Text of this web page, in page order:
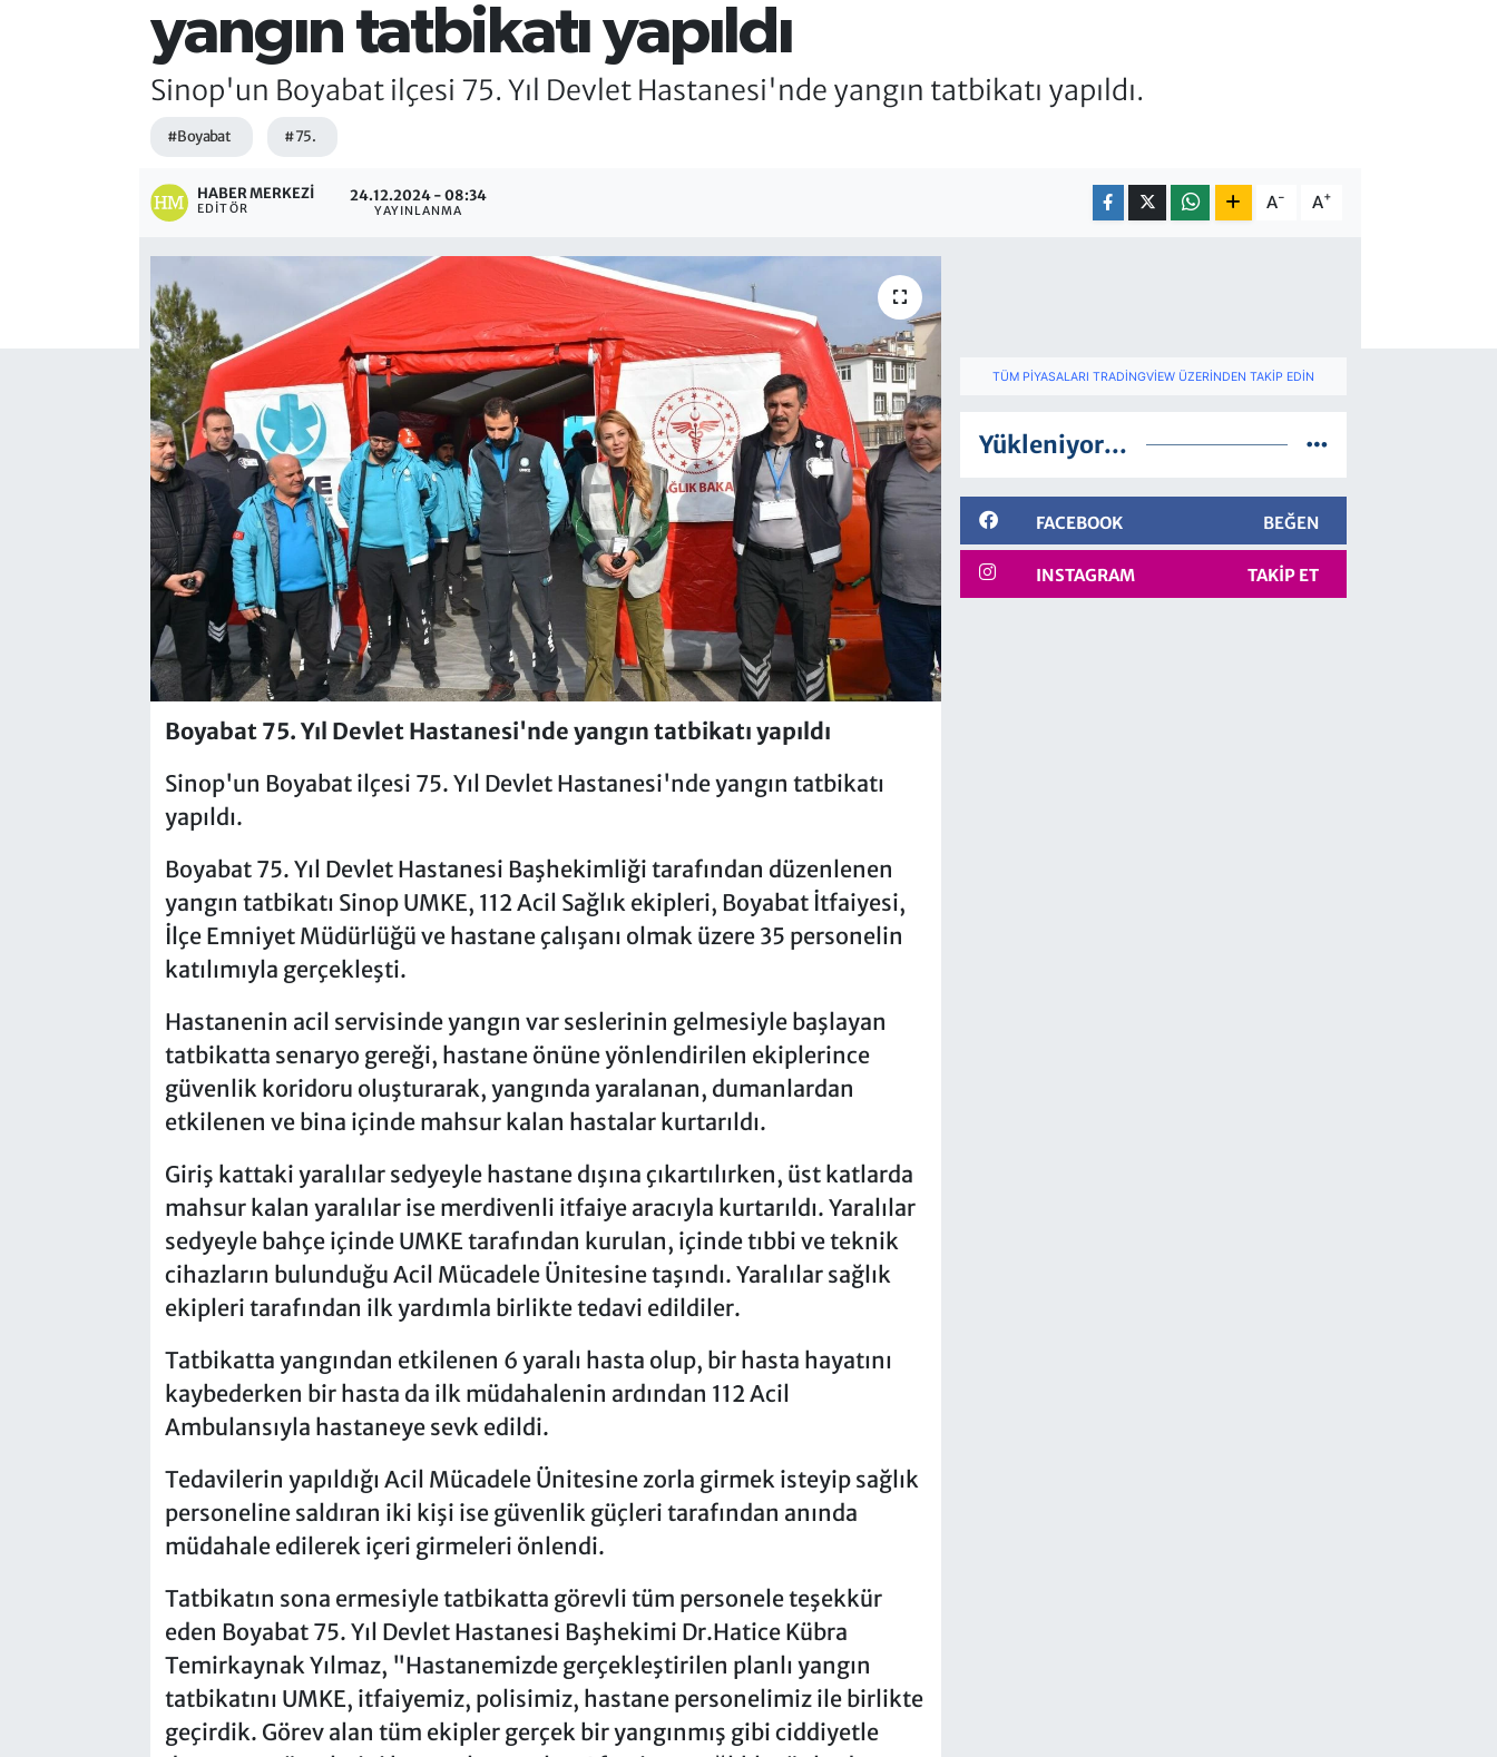
yangın tatbikatı yapıldı
Sinop'un Boyabat ilçesi 75. Yıl Devlet Hastanesi'nde yangın tatbikatı yapıldı.
#Boyabat #75.
HABER MERKEZI
EDITÖR
24.12.2024 - 08:34
YAYINLANMA A- A+
Boyabat 75. Yıl Devlet Hastanesi'nde yangın tatbikatı yapıldı
Sinop'un Boyabat ilçesi 75. Yıl Devlet Hastanesi'nde yangın tatbikatı
yapıldı.
Boyabat 75. Yıl Devlet Hastanesi Başhekimliği tarafından düzenlenen
yangın tatbikatı Sinop UMKE, 112 Acil Sağlık ekipleri, Boyabat İtfaiyesi,
İlçe Emniyet Müdürlüğü ve hastane çalışanı olmak üzere 35 personelin
katılımıyla gerçekleşti.
Hastanenin acil servisinde yangın var seslerinin gelmesiyle başlayan
tatbikatta senaryo gereği, hastane önüne yönlendirilen ekiplerince
güvenlik koridoru oluşturarak, yangında yaralanan, dumanlardan
etkilenen ve bina içinde mahsur kalan hastalar kurtarıldı.
Giriş kattaki yaralılar sedyeyle hastane dışına çıkartılırken, üst katlarda
mahsur kalan yaralılar ise merdivenli itfaiye aracıyla kurtarıldı. Yaralılar
sedyeyle bahçe içinde UMKE tarafından kurulan, içinde tıbbi ve teknik
cihazların bulunduğu Acil Mücadele Ünitesine taşındı. Yaralılar sağlık
ekipleri tarafından ilk yardımla birlikte tedavi edildiler.
Tatbikatta yangından etkilenen 6 yaralı hasta olup, bir hasta hayatını
kaybederken bir hasta da ilk müdahalenin ardından 112 Acil
Ambulansıyla hastaneye sevk edildi.
Tedavilerin yapıldığı Acil Mücadele Ünitesine zorla girmek isteyip sağlık
personeline saldıran iki kişi ise güvenlik güçleri tarafından anında
müdahale edilerek içeri girmeleri önlendi.
Tatbikatın sona ermesiyle tatbikatta görevli tüm personele teşekkür
eden Boyabat 75. Yıl Devlet Hastanesi Başhekimi Dr.Hatice Kübra
Temirkaynak Yılmaz, "Hastanemizde gerçekleştirilen planlı yangın
tatbikatını UMKE, itfaiyemiz, polisimiz, hastane personelimiz ile birlikte
geçirdik. Görev alan tüm ekipler gerçek bir yangınmış gibi ciddiyetle
TÜM PIYASALARI TRADINGVIEW ÜZERINDEN TAKIP EDIN
Yükleniyor...
FACEBOOK BEĞEN
INSTAGRAM TAKIP ET